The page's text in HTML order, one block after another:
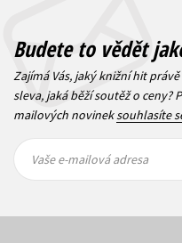
Budete to vědět
Zajímá Vás, jaký knižní hit
sleva, jaká běží soutěž o ceny?
mailových novineksouhlasíte
mailová
mailová
Vaše e-mailová adresa